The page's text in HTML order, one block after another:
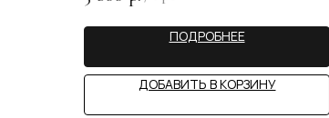
ПОДРОБНЕЕ
ДОБАВИТЬ В КОРЗИНУ